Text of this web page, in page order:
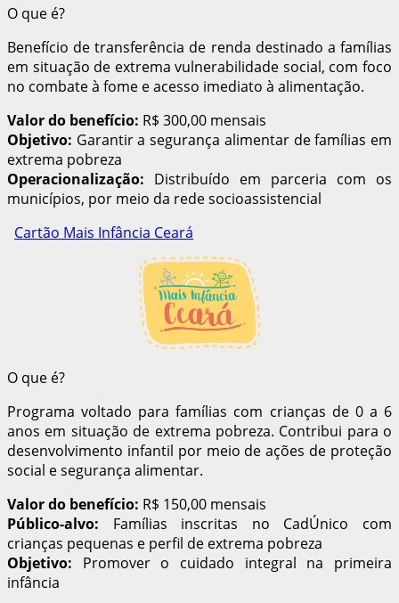
O que é?
Benefício de transferência de renda destinado a famílias
em situação de extrema vulnerabilidade social, com foco
no combate à fome e acesso imediato à alimentação.
Valor do benefício: R$ 300,00 mensais
Objetivo: Garantir a segurança alimentar de famílias em
extrema pobreza
Operacionalização: Distribuído em parceria com os
municípios, por meio da rede socioassistencial
Cartão Mais Infância Ceará
O que é?
Programa voltado para famílias com crianças de 0 a 6
anos em situação de extrema pobreza. Contribui para o
desenvolvimento infantil por meio de ações de proteção
social e segurança alimentar.
Valor do benefício: R$ 150,00 mensais
Público-alvo: Famílias inscritas no CadÚnico com
crianças pequenas e perfil de extrema pobreza
Objetivo: Promover o cuidado integral na primeira
infância